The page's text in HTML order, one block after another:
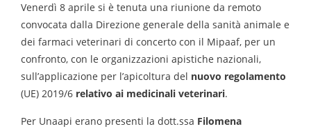
Venerdì 8 aprile si è tenuta una riunione da remoto
convocata dalla Direzione generale della sanità animale e
dei farmaci veterinari di concerto con il Mipaaf, per un
confronto, con le organizzazioni apistiche nazionali,
sull’applicazione per l’apicoltura del nuovo regolamento
(UE) 2019/6 relativo ai medicinali veterinari.
Per Unaapi erano presenti la dott.ssa Filomena